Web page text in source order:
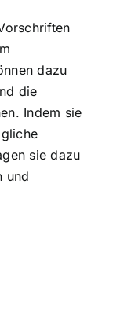
dazu
die
Indem sie
sie dazu
und